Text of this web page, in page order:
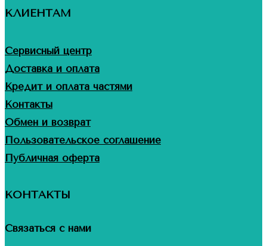
КЛИЕНТАМ
Сервисный центр
Доставка и оплата
Кредит и оплата частями
Контакты
Обмен и возврат
Пользовательское соглашение
Публичная оферта
КОНТАКТЫ
Связаться с нами